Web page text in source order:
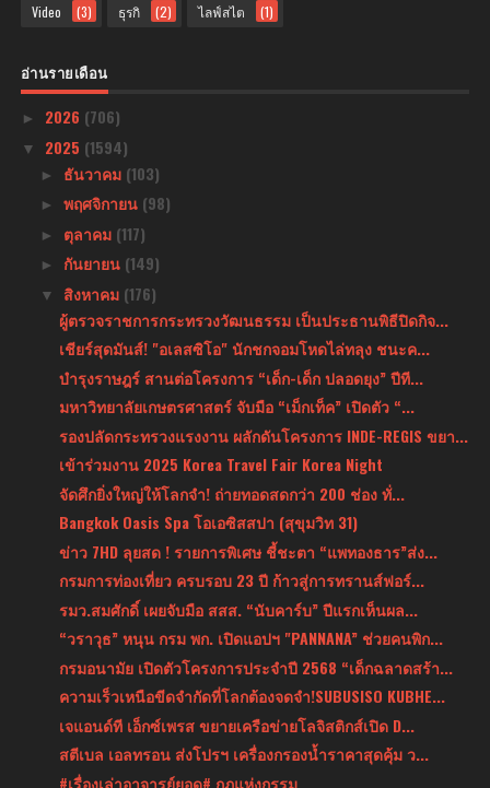
Video (3) ธุรกิ (2) ไลฟ์สไต (1)
อ่านรายเดือน
► 2026 (706)
▼ 2025 (1594)
► ธันวาคม (103)
► พฤศจิกายน (98)
► ตุลาคม (117)
► กันยายน (149)
▼ สิงหาคม (176)
ผู้ตรวจราชการกระทรวงวัฒนธรรม เป็นประธานพิธีปิดกิจ...
เชียร์สุดมันส์! "อเลสซิโอ" นักชกจอมโหดไล่ทลุง ชนะค...
บำรุงราษฎร์ สานต่อโครงการ “เด็ก-เด็ก ปลอดยุง” ปีที...
มหาวิทยาลัยเกษตรศาสตร์ จับมือ “เม็กเท็ค” เปิดตัว “...
รองปลัดกระทรวงแรงงาน ผลักดันโครงการ INDE-REGIS ขยา...
เข้าร่วมงาน 2025 Korea Travel Fair Korea Night
จัดศึกยิ่งใหญ่ให้โลกจำ! ถ่ายทอดสดกว่า 200 ช่อง ทั่...
Bangkok Oasis Spa โอเอซิสสปา (สุขุมวิท 31)
ข่าว 7HD ลุยสด ! รายการพิเศษ ชี้ชะตา “แพทองธาร”ส่ง...
กรมการท่องเที่ยว ครบรอบ 23 ปี ก้าวสู่การทรานส์ฟอร์...
รมว.สมศักดิ์ เผยจับมือ สสส. “นับคาร์บ” ปีแรกเห็นผล...
“วราวุธ” หนุน กรม พก. เปิดแอปฯ "PANNANA” ช่วยคนพิก...
กรมอนามัย เปิดตัวโครงการประจำปี 2568 “เด็กฉลาดสร้า...
ความเร็วเหนือขีดจำกัดที่โลกต้องจดจำ!SUBUSISO KUBHE...
เจแอนด์ที เอ็กซ์เพรส ขยายเครือข่ายโลจิสติกส์เปิด D...
สตีเบล เอลทรอน ส่งโปรฯ เครื่องกรองน้ำราคาสุดคุ้ม ว...
#เรื่องเล่าอาจารย์ยอด# กฎแห่งกรรม